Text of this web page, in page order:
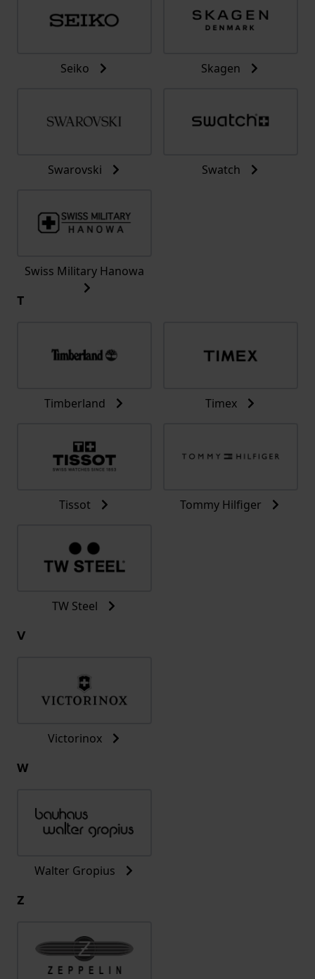
Seiko Skagen
Swarovski Swatch
Swiss Military Hanowa
T
Timberland Timex
Tissot Tommy Hilfiger
TW Steel
V
Victorinox
W
Walter Gropius
Z